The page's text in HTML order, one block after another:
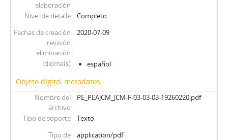
elaboración
Nivel de detalle
Completo
Fechas de creación
revisión
eliminación
2020-07-09
Idioma(s) español
Objeto digital metadatos
Nombre del
archivo
PE_PEAJCM_JCM-F-03-03-03-19260220.pdf
Tipo de soporte
Texto
Tipo de
application/pdf